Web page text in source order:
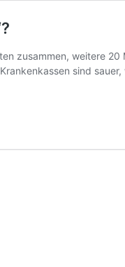
zusammen, weitere 20
sind